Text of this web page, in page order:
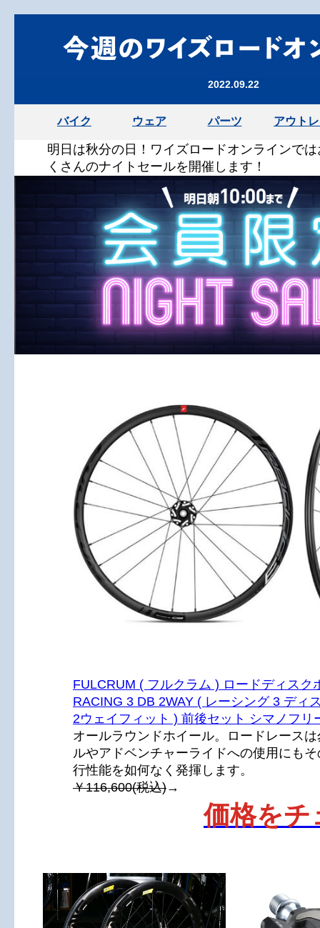
2022.09.22
バイク ウェア パーツ アウト
明日は秋分の日！ワイズロードオンラインで
くさんのナイトセールを開催します！
FULCRUM ( フルクラム ) ロードディスク
RACING 3 DB 2WAY ( レーシング 3 ディ
2ウェイフィット ) 前後セット シマノフリ
オールラウンドホイール。ロードレース
ルやアドベンチャーライドへの使用にも
行性能を如何なく発揮します。
￥116,600(税込)→
価格をチ